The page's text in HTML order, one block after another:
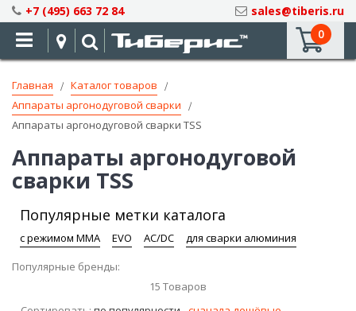
Skip
to
Content
+7 (495) 663 72 84
sales@tiberis.ru
0
Главная
Каталог товаров
Аппараты аргонодуговой сварки
Аппараты аргонодуговой сварки TSS
Аппараты аргонодуговой
сварки TSS
Популярные метки каталога
с режимом ММА EVO AC/DC
для сварки алюминия
Популярные бренды:
15 Товаров